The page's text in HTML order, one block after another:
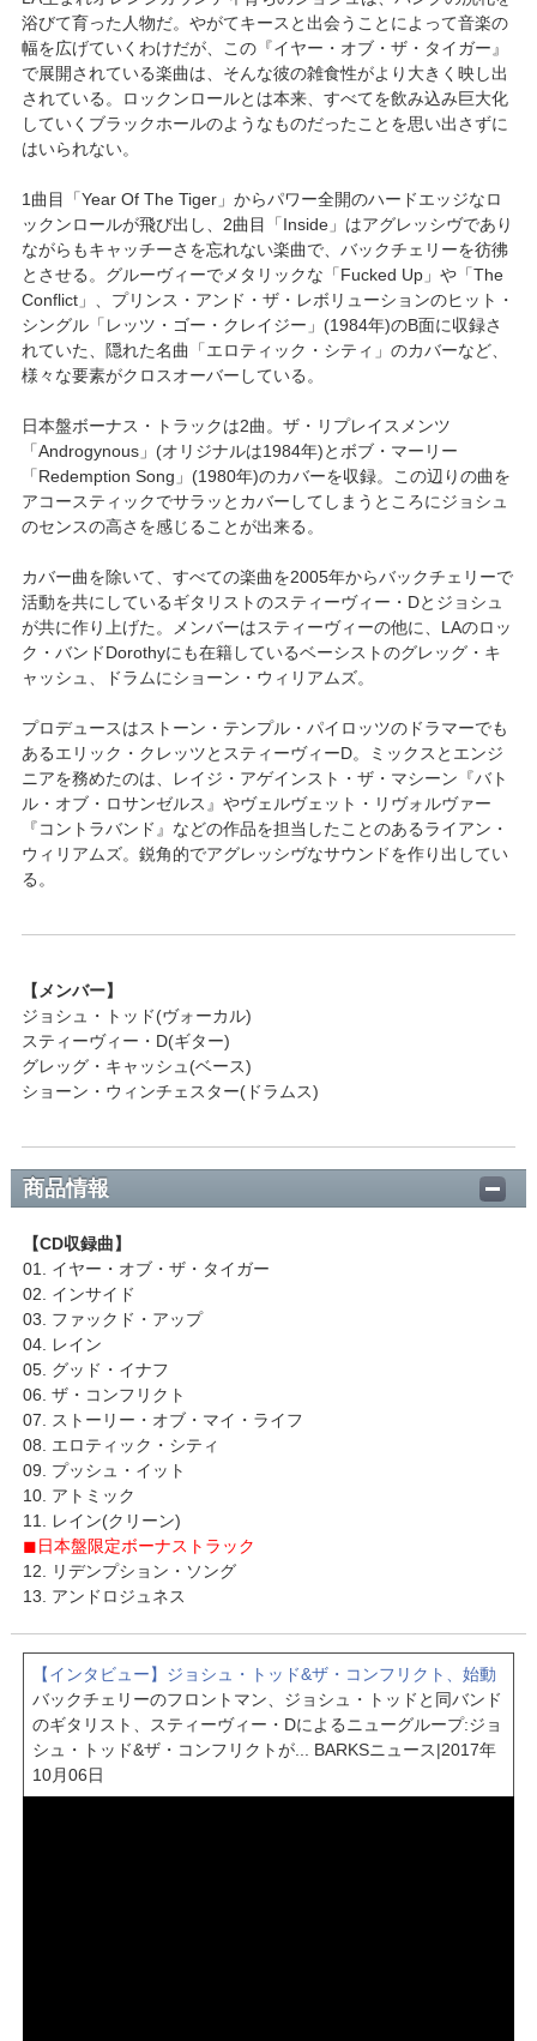
浴びて育った人物だ。やがてキースと出会うことによって音楽の
幅を広げていくわけだが、この『イヤー・オブ・ザ・タイガー』
で展開されている楽曲は、そんな彼の雑食性がより大きく映し出
されている。ロックンロールとは本来、すべてを飲み込み巨大化
していくブラックホールのようなものだったことを思い出さずに
はいられない。
1曲目「Year Of The Tiger」からパワー全開のハードエッジなロ
ックンロールが飛び出し、2曲目「Inside」はアグレッシヴであり
ながらもキャッチーさを忘れない楽曲で、バックチェリーを彷彿
とさせる。グルーヴィーでメタリックな「Fucked Up」や「The
Conflict」、プリンス・アンド・ザ・レボリューションのヒット・
シングル「レッツ・ゴー・クレイジー」(1984年)のB面に収録さ
れていた、隠れた名曲「エロティック・シティ」のカバーなど、
様々な要素がクロスオーバーしている。
日本盤ボーナス・トラックは2曲。ザ・リプレイスメンツ
「Androgynous」(オリジナルは1984年)とボブ・マーリー
「Redemption Song」(1980年)のカバーを収録。この辺りの曲を
アコースティックでサラッとカバーしてしまうところにジョシュ
のセンスの高さを感じることが出来る。
カバー曲を除いて、すべての楽曲を2005年からバックチェリーで
活動を共にしているギタリストのスティーヴィー・Dとジョシュ
が共に作り上げた。メンバーはスティーヴィーの他に、LAのロッ
ク・バンドDorothyにも在籍しているベーシストのグレッグ・キ
ャッシュ、ドラムにショーン・ウィリアムズ。
プロデュースはストーン・テンプル・パイロッツのドラマーでも
あるエリック・クレッツとスティーヴィーD。ミックスとエンジ
ニアを務めたのは、レイジ・アゲインスト・ザ・マシーン『バト
ル・オブ・ロサンゼルス』やヴェルヴェット・リヴォルヴァー
『コントラバンド』などの作品を担当したことのあるライアン・
ウィリアムズ。鋭角的でアグレッシヴなサウンドを作り出してい
る。
【メンバー】
ジョシュ・トッド(ヴォーカル)
スティーヴィー・D(ギター)
グレッグ・キャッシュ(ベース)
ショーン・ウィンチェスター(ドラムス)
商品情報
【CD収録曲】
01. イヤー・オブ・ザ・タイガー
02. インサイド
03. ファックド・アップ
04. レイン
05. グッド・イナフ
06. ザ・コンフリクト
07. ストーリー・オブ・マイ・ライフ
08. エロティック・シティ
09. プッシュ・イット
10. アトミック
11. レイン(クリーン)
◼日本盤限定ボーナストラック
12. リデンプション・ソング
13. アンドロジュネス
【インタビュー】ジョシュ・トッド&ザ・コンフリクト、始動
バックチェリーのフロントマン、ジョシュ・トッドと同バンド
のギタリスト、スティーヴィー・Dによるニューグループ:ジョ
シュ・トッド&ザ・コンフリクトが... BARKSニュース|2017年
10月06日